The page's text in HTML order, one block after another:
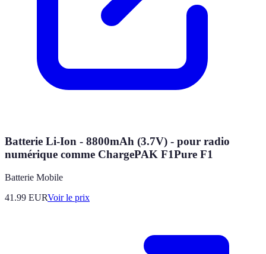
Batterie Li-Ion - 8800mAh (3.7V) - pour radio
numérique comme ChargePAK F1Pure F1
Batterie Mobile
41.99 EURVoir le prix